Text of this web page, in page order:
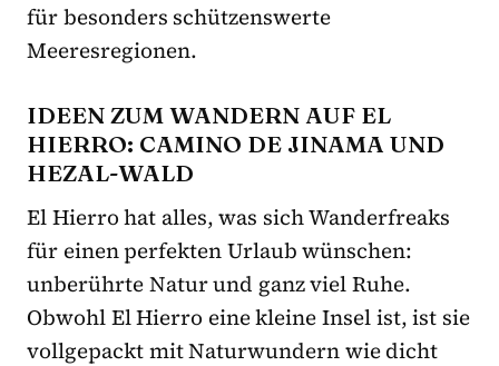
für besonders schützenswerte
Meeresregionen.
IDEEN ZUM WANDERN AUF EL
HIERRO: CAMINO DE JINAMA UND
HEZAL-WALD
El Hierro hat alles, was sich Wanderfreaks
für einen perfekten Urlaub wünschen:
unberührte Natur und ganz viel Ruhe.
Obwohl El Hierro eine kleine Insel ist, ist sie
vollgepackt mit Naturwundern wie dicht